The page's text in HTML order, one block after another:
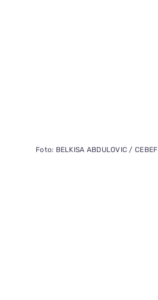
Foto: BELKISA ABDULOVIC / CEBEF